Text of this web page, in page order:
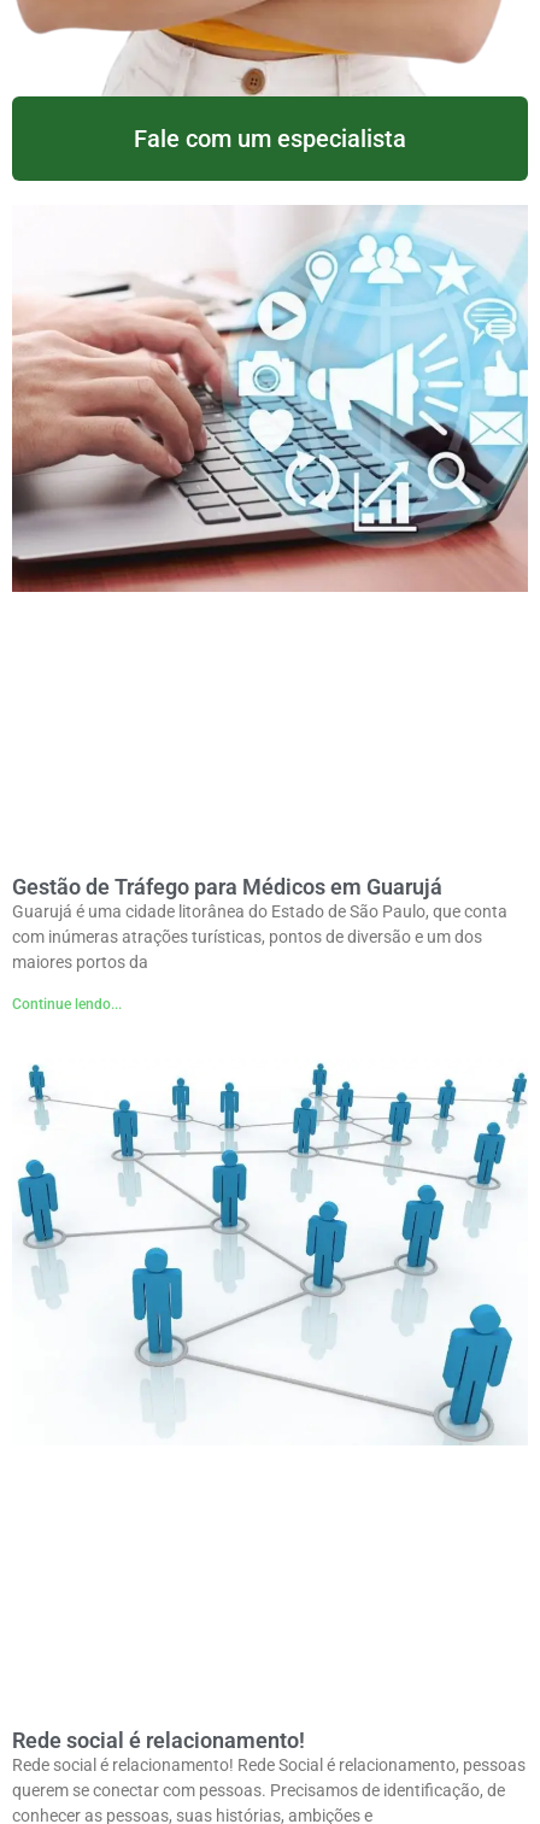
Fale com um especialista
Gestão de Tráfego para Médicos em Guarujá
Guarujá é uma cidade litorânea do Estado de São Paulo, que conta
com inúmeras atrações turísticas, pontos de diversão e um dos
maiores portos da
Continue lendo...
Rede social é relacionamento!
Rede social é relacionamento! Rede Social é relacionamento, pessoas
querem se conectar com pessoas. Precisamos de identificação, de
conhecer as pessoas, suas histórias, ambições e